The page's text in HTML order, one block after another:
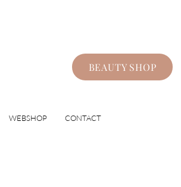
BEAUTY SHOP
WEBSHOP CONTACT